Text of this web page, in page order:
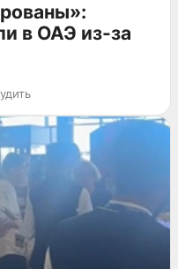
в ОАЭ из-за